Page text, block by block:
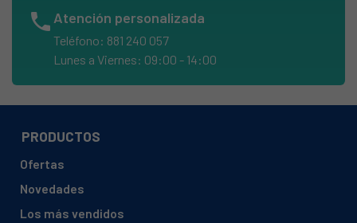
phone Atención personalizada
Teléfono: 881 240 057
Lunes a Viernes: 09:00 - 14:00
PRODUCTOS
Ofertas
Novedades
Los más vendidos